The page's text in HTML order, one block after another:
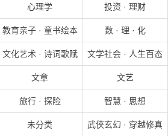
心理学 投资 · 理财
教育亲子 · 童书绘本 数 · 理 · 化
文化艺术 · 诗词歌赋 文学社会 · 人生百态
文章 文艺
旅行 · 探险 智慧 · 思想
未分类 武侠玄幻 · 穿越修真